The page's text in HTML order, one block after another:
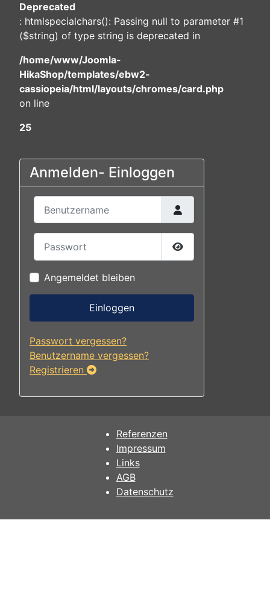
Deprecated
: htmlspecialchars(): Passing null to parameter #1
($string) of type string is deprecated in
/home/www/Joomla-
HikaShop/templates/ebw2-
cassiopeia/html/layouts/chromes/card.php
on line
25
Anmelden- Einloggen
Passwort anzeigen
Angemeldet bleiben
Einloggen
Passwort vergessen?
Benutzername vergessen?
Registrieren
Referenzen
Impressum
Links
AGB
Datenschutz